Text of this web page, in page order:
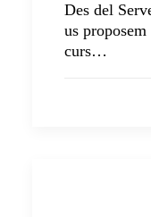
Des del
us
curs…